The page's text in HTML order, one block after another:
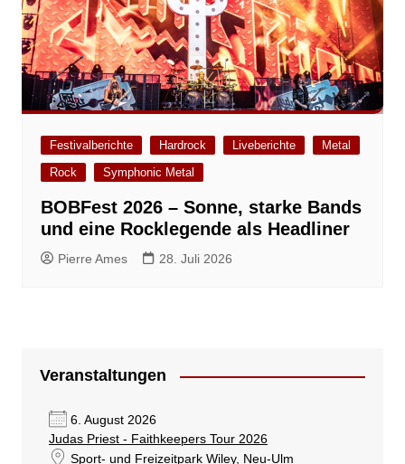
Festivalberichte Hardrock Liveberichte
Metal
Rock
Symphonic Metal
BOBFest 2026 – Sonne, starke Bands
und eine Rocklegende als Headliner
Pierre Ames 28. Juli 2026
Veranstaltungen
6. August 2026
Judas Priest - Faithkeepers Tour 2026
Sport- und Freizeitpark Wiley, Neu-Ulm